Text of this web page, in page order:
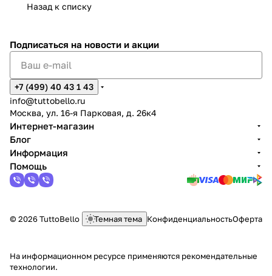
Назад к списку
Подписаться на новости и акции
+7 (499) 40 43 1 43
info@tuttobello.ru
Москва, ул. 16-я Парковая, д. 26к4
Интернет-магазин
Блог
Информация
Помощь
© 2026 TuttoBello Темная тема КонфиденциальностьОферта
На информационном ресурсе применяются рекомендательные
технологии.